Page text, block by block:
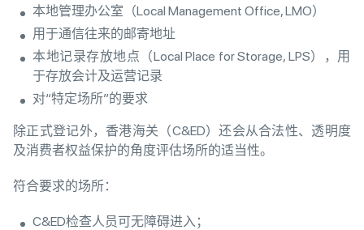
本地管理办公室（Local Management Office, LMO）
用于通信往来的邮寄地址
本地记录存放地点（Local Place for Storage, LPS），用
于存放会计及运营记录
对“特定场所”的要求
除正式登记外，香港海关（C&ED）还会从合法性、透明度
及消费者权益保护的角度评估场所的适当性。
符合要求的场所：
C&ED检查人员可无障碍进入；